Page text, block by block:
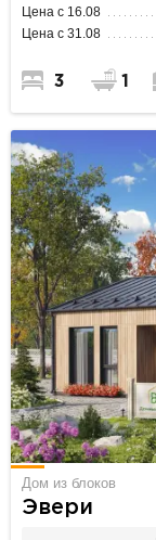
Цена с 16.08
Цена с 31.08
3 1
Дом из блоков
Эвери